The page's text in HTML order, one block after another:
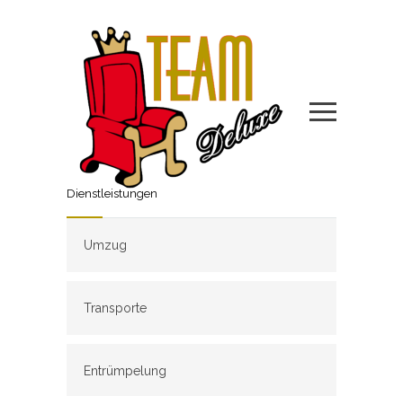
Dienstleistungen
Umzug
Transporte
Entrümpelung